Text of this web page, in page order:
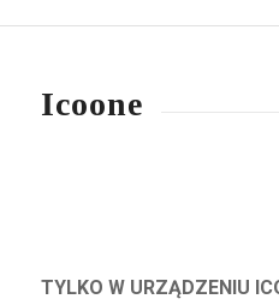
Icoone
TYLKO W URZĄDZENIU